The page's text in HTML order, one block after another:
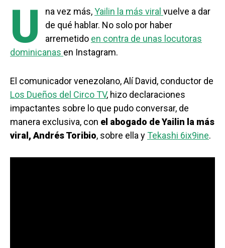
U na vez más,Yailin la más viral vuelve a dar
de qué hablar. No solo por haber
arremetido en contra de unas locutoras
dominicanas en Instagram.
El comunicador venezolano, Alí David, conductor de
Los Dueños del Circo TV, hizo declaraciones
impactantes sobre lo que pudo conversar, de
manera exclusiva, con el abogado de Yailin la más
viral, Andrés Toribio, sobre ella yTekashi 6ix9ine.